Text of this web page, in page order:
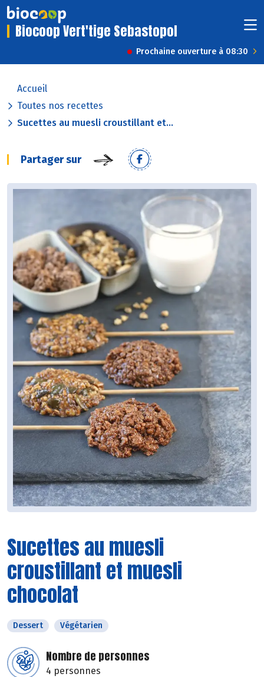
Biocoop Vert'tige Sebastopol
Prochaine ouverture à 08:30
Accueil
Toutes nos recettes
Sucettes au muesli croustillant et...
Partager sur
Sucettes au muesli
croustillant et muesli
chocolat
Dessert Végétarien
Nombre de personnes
4 personnes